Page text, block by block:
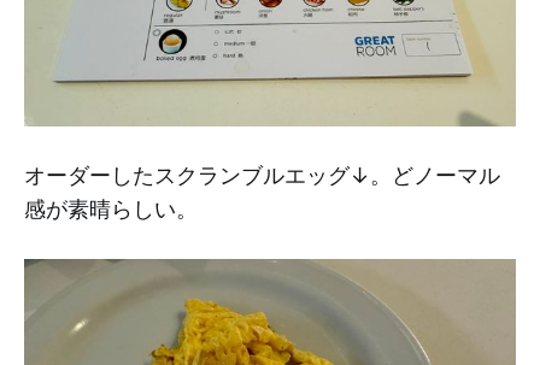
オーダーしたスクランブルエッグ↓。どノーマル
感が素晴らしい。